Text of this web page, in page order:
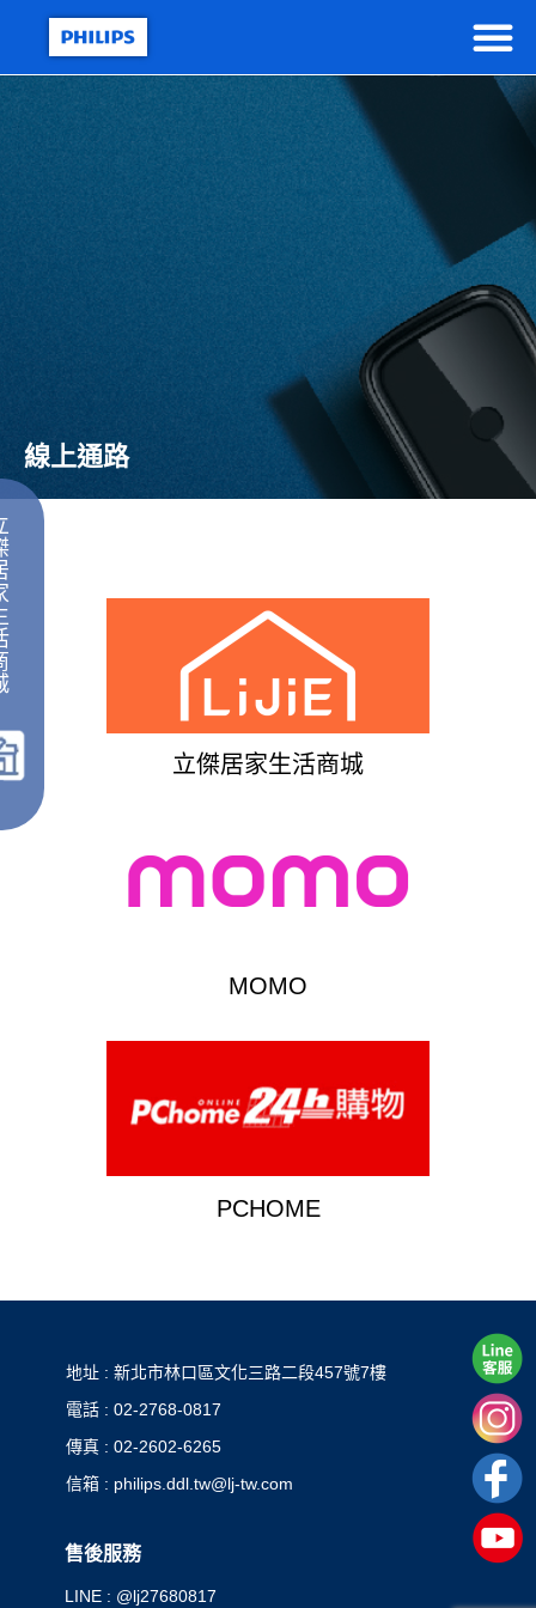
線上通路
立傑居家生活商城
MOMO
PCHOME
地址 : 新北市林口區文化三路二段457號7樓
電話 : 02-2768-0817
傳真 : 02-2602-6265
信箱 : philips.ddl.tw@lj-tw.com
售後服務
LINE : @lj27680817